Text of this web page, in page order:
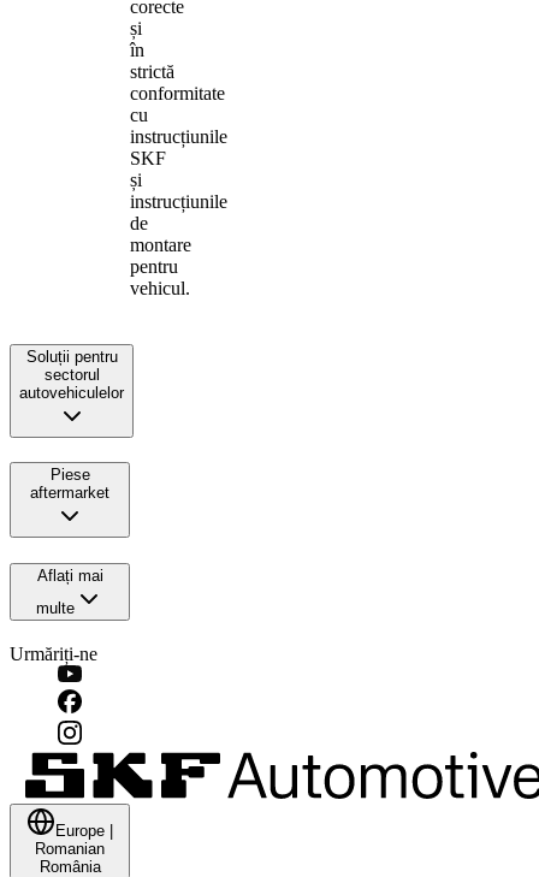
corecte
și
în
strictă
conformitate
cu
instrucțiunile
SKF
și
instrucțiunile
de
montare
pentru
vehicul.
Soluții pentru
sectorul
autovehiculelor
Piese
aftermarket
Aflați mai
multe
Urmăriți-ne
Europe
Romanian
România